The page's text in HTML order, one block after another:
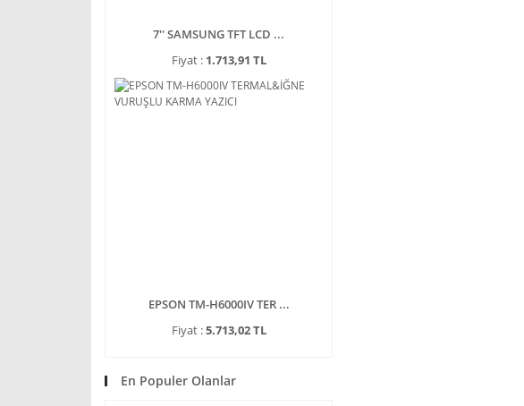
7'' SAMSUNG TFT LCD ...
Fiyat : 1.713,91 TL
EPSON TM-H6000IV TER ...
Fiyat :5.713,02 TL
En Populer Olanlar